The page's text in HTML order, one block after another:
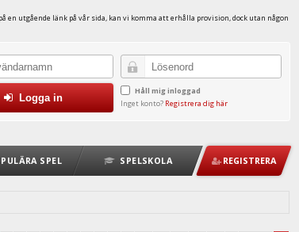
utgående länk på vår sida, kan vi komma att erhålla provision, dock utan någon
Håll mig inloggad
Inget konto? Registrera dig här
Logga in
SPEL SPELSKOLA REGISTRERA